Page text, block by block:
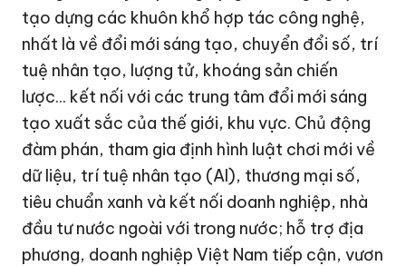
tạo dựng các khuôn khổ hợp tác công nghệ,
nhất là về đổi mới sáng tạo, chuyển đổi số, trí
tuệ nhân tạo, lượng tử, khoáng sản chiến
lược... kết nối với các trung tâm đổi mới sáng
tạo xuất sắc của thế giới, khu vực. Chủ động
đàm phán, tham gia định hình luật chơi mới về
dữ liệu, trí tuệ nhân tạo (AI), thương mại số,
tiêu chuẩn xanh và kết nối doanh nghiệp, nhà
đầu tư nước ngoài với trong nước; hỗ trợ địa
phương, doanh nghiệp Việt Nam tiếp cận, vươn